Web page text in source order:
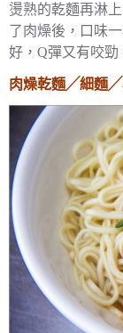
燙熟的乾麵再淋
了肉燥後，口味
好，Q彈又有咬勁
肉燥乾麵╱細麵